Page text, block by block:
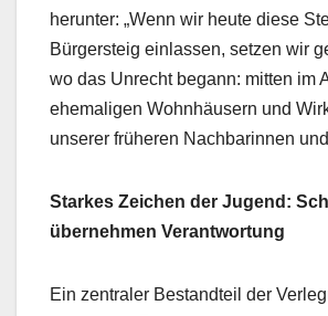
herunter: „Wenn wir heute diese
Bürgersteig einlassen, setzen wir
wo das Unrecht begann: mitten im
ehemaligen Wohnhäusern und
unserer früheren Nachbarinnen
Starkes Zeichen der Jugend:
übernehmen Verantwortung
Ein zentraler Bestandteil der